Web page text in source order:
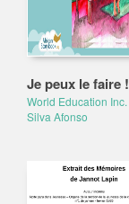
Je peux le faire !
World Education Inc.
Silva Afonso